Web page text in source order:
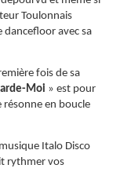
Toulonnais
avec sa
fois de sa
Moi » est pour
en boucle
Italo Disco
rythmer vos